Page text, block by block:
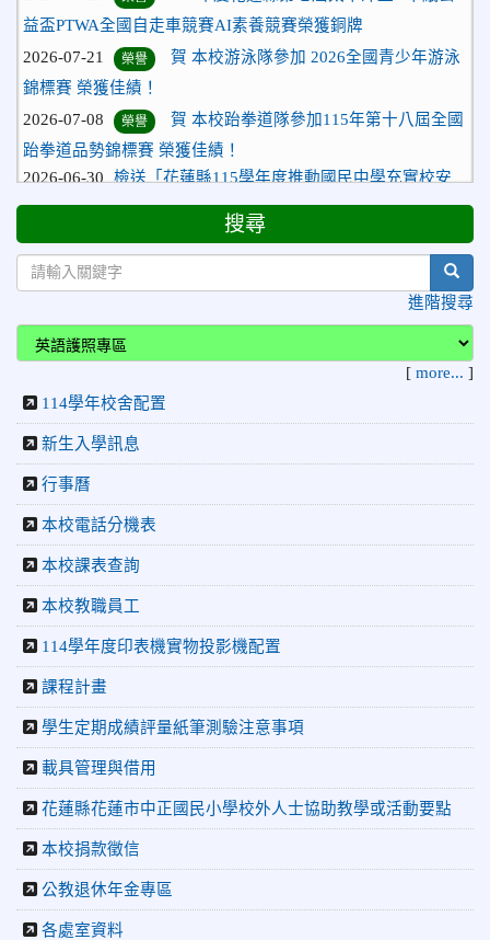
益盃PTWA全國自走車競賽AI素養競賽榮獲銅牌
榮譽
錦標賽 榮獲佳績！
榮譽
跆拳道品勢錦標賽 榮獲佳績！
2026-06-30 檢送「花蓮縣115學年度推動國民中學充實校安
人力聯合甄選簡章」1份，敬請協助公告周知，請查照。
賀 本校跆拳道隊參加115年花蓮市「市長
盃」跆拳道錦標賽 榮獲佳績！
2026-06-16
賀 本校跆拳道隊參加115年第三十三屆全
2026-06-10
榮譽
2026-06-09
榮譽
日盃籃球賽 榮獲季軍！
2026-06-09
榮譽
賀 本校游泳隊參加115年花蓮縣縣長盃分
齡游泳錦標賽榮獲佳績！
2026-06-02
榮譽
長盃」跆拳道錦標賽暨全國少年盃花蓮縣代表隊選拔賽 榮獲
2026-05-03
榮譽
Show and Tell榮獲佳績
2026-04-30 國稅局「114年度綜合所得稅結算申報」宣導內
容
2026-04-27
榮譽
賀 本校籃球隊參加115年花蓮縣縣長盃籃
2026-04-09
公告
賀! 本校中正國小115年度(1~3年級)健康
促進繪畫比賽優勝名單
2026-04-08
榮譽
2026-07-23 榮譽
115年度花蓮縣第七屆太平洋盃X華紙公
益盃PTWA全國自走車競賽AI素養競賽榮獲銅牌
搜尋
進階搜尋
[ more... ]
114學年校舍配置
新生入學訊息
行事曆
本校電話分機表
本校課表查詢
本校教職員工
114學年度印表機實物投影機配置
課程計畫
學生定期成績評量紙筆測驗注意事項
載具管理與借用
花蓮縣花蓮市中正國民小學校外人士協助教學或活動要點
本校捐款徵信
公教退休年金專區
各處室資料